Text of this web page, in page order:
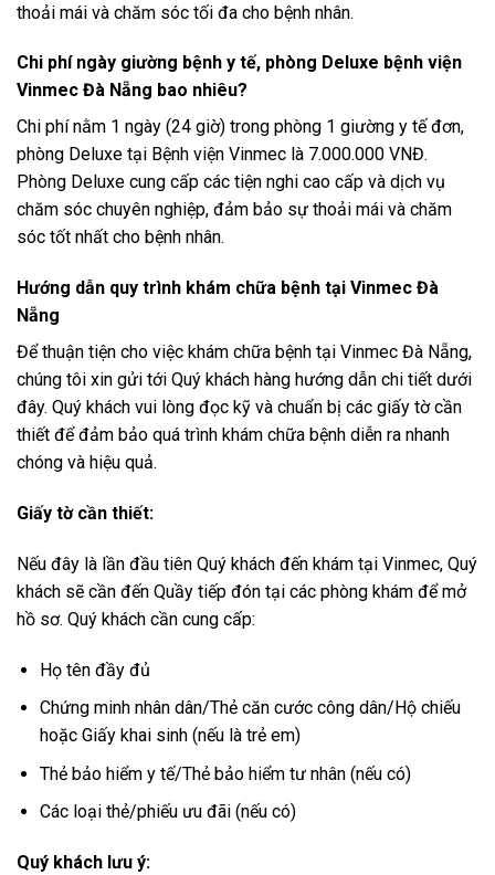
thoải mái và chăm sóc tối đa cho bệnh nhân.
Chi phí ngày giường bệnh y tế, phòng Deluxe bệnh viện
Vinmec Đà Nẵng bao nhiêu?
Chi phí nằm 1 ngày (24 giờ) trong phòng 1 giường y tế đơn,
phòng Deluxe tại Bệnh viện Vinmec là 7.000.000 VNĐ.
Phòng Deluxe cung cấp các tiện nghi cao cấp và dịch vụ
chăm sóc chuyên nghiệp, đảm bảo sự thoải mái và chăm
sóc tốt nhất cho bệnh nhân.
Hướng dẫn quy trình khám chữa bệnh tại Vinmec Đà
Nẵng
Để thuận tiện cho việc khám chữa bệnh tại Vinmec Đà Nẵng,
chúng tôi xin gửi tới Quý khách hàng hướng dẫn chi tiết dưới
đây. Quý khách vui lòng đọc kỹ và chuẩn bị các giấy tờ cần
thiết để đảm bảo quá trình khám chữa bệnh diễn ra nhanh
chóng và hiệu quả.
Giấy tờ cần thiết:
Nếu đây là lần đầu tiên Quý khách đến khám tại Vinmec, Quý
khách sẽ cần đến Quầy tiếp đón tại các phòng khám để mở
hồ sơ. Quý khách cần cung cấp:
Họ tên đầy đủ
Chứng minh nhân dân/Thẻ căn cước công dân/Hộ chiếu
hoặc Giấy khai sinh (nếu là trẻ em)
Thẻ bảo hiểm y tế/Thẻ bảo hiểm tư nhân (nếu có)
Các loại thẻ/phiếu ưu đãi (nếu có)
Quý khách lưu ý: